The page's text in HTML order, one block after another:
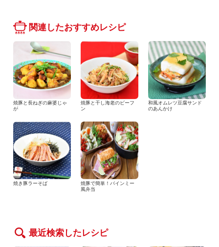
関連したおすすめレシピ
焼豚と長ねぎの麻婆じゃ
が
焼豚と干し海老のビーフ
ン
和風オムレツ豆腐サンド
のあんかけ
焼き豚ラーそば
焼豚で簡単！バインミー
風弁当
最近検索したレシピ